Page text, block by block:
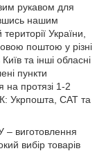
рукавом для
нашим
України,
поштою у різні
та інші обласні
пункти
на протязі 1-2
Укрпошта, САТ та
– виготовлення
вибір товарів